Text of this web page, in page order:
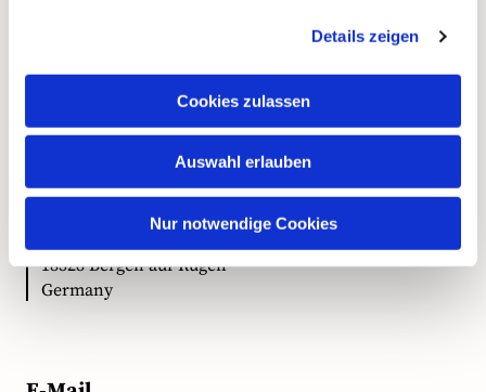
Details zeigen
Cookies zulassen
Auswahl erlauben
Nur notwendige Cookies
Kontakt
Ökumenische Pilgerinitiative Vorpommern e.V.
18528 Bergen auf Rügen
Germany